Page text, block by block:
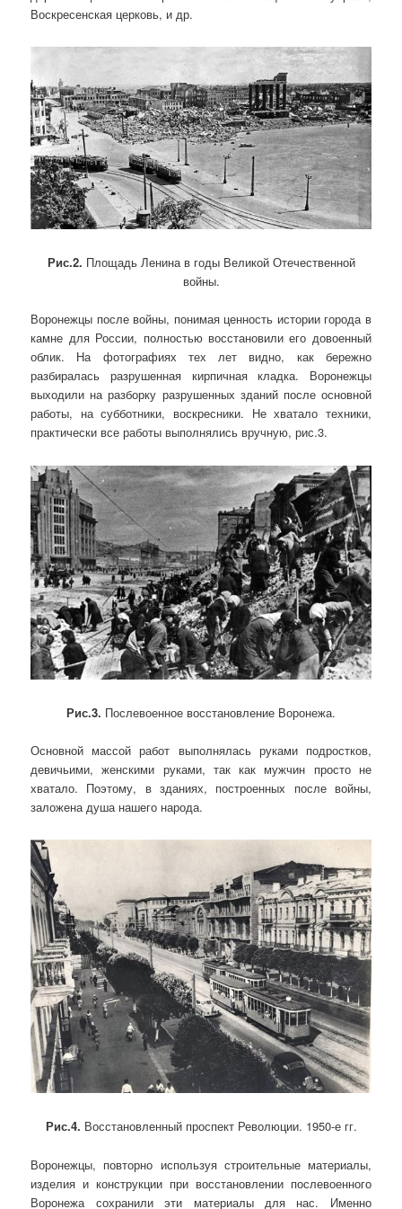
Воскресенская церковь, и др.
Рис.2. Площадь Ленина в годы Великой Отечественной
войны.
Воронежцы после войны, понимая ценность истории города в
камне для России, полностью восстановили его довоенный
облик. На фотографиях тех лет видно, как бережно
разбиралась разрушенная кирпичная кладка. Воронежцы
выходили на разборку разрушенных зданий после основной
работы, на субботники, воскресники. Не хватало техники,
практически все работы выполнялись вручную, рис.3.
Рис.3. Послевоенное восстановление Воронежа.
Основной массой работ выполнялась руками подростков,
девичьими, женскими руками, так как мужчин просто не
хватало. Поэтому, в зданиях, построенных после войны,
заложена душа нашего народа.
Рис.4. Восстановленный проспект Революции. 1950-е гг.
Воронежцы, повторно используя строительные материалы,
изделия и конструкции при восстановлении послевоенного
Воронежа сохранили эти материалы для нас. Именно